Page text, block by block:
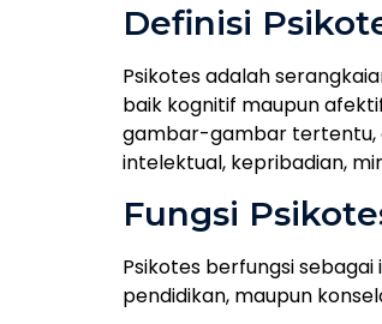
Definisi
Psikotes adalah
baik kognitif maupun
gambar-gambar tertentu,
intelektual, kepribadian,
Fungsi
Psikotes berfungsi
pendidikan, maupun